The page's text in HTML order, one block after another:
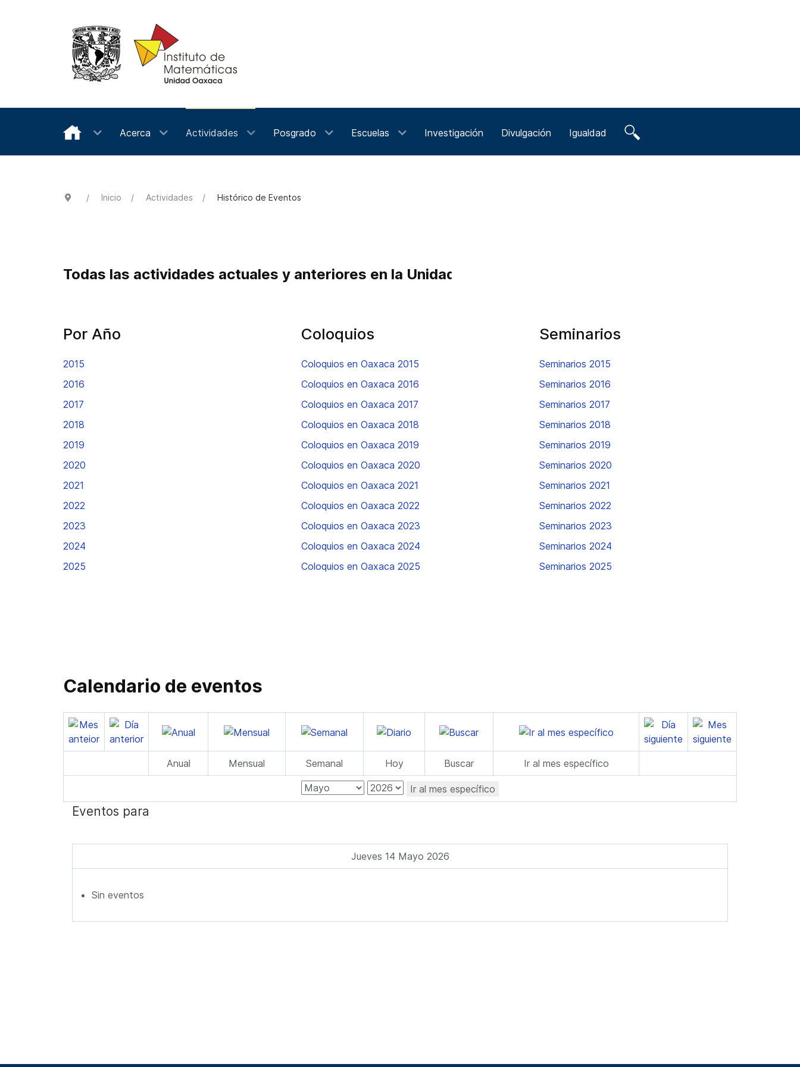
Acerca Actividades Posgrado Escuelas Investigación Divulgación Igualdad
Inicio Actividades Histórico de Eventos
Todas las actividades actuales y anteriores en la Unidad Oaxaca
Por Año
2015
2016
2017
2018
2019
2020
2021
2022
2023
2024
2025
Coloquios
Coloquios en Oaxaca 2015
Coloquios en Oaxaca 2016
Coloquios en Oaxaca 2017
Coloquios en Oaxaca 2018
Coloquios en Oaxaca 2019
Coloquios en Oaxaca 2020
Coloquios en Oaxaca 2021
Coloquios en Oaxaca 2022
Coloquios en Oaxaca 2023
Coloquios en Oaxaca 2024
Coloquios en Oaxaca 2025
Seminarios
Seminarios 2015
Seminarios 2016
Seminarios 2017
Seminarios 2018
Seminarios 2019
Seminarios 2020
Seminarios 2021
Seminarios 2022
Seminarios 2023
Seminarios 2024
Seminarios 2025
Calendario de eventos
Anual Mensual Semanal Hoy Buscar Ir al mes específico
Ir al mes específico
Eventos para
Jueves 14 Mayo 2026
Sin eventos